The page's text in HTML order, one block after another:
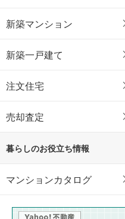
新築マンション
新築一戸建て
注文住宅
売却査定
暮らしのお役立ち情報
マンションカタログ